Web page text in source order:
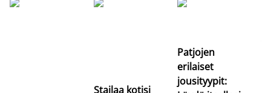
Stailaa kotisi
Patjojen
erilaiset
jousityypit: